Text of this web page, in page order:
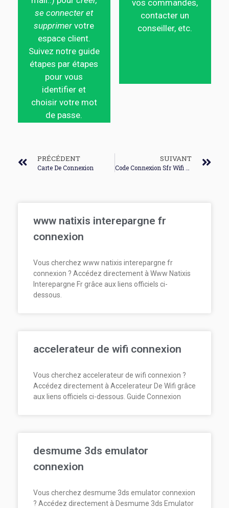
se connecter et
supprimer votre
espace client.
Suivez notre guide
étapes par étapes
pour vous
identifier et
choisir votre mot
de passe.
vos commandes,
contacter un
conseiller, etc.
PRÉCÉDENT
Carte De Connexion
SUIVANT
www natixis interepargne fr
connexion
Vous cherchez www natixis interepargne fr
connexion ? Accédez directement à Www Natixis
Interepargne Fr grâce aux liens officiels ci-
dessous.
accelerateur de wifi connexion
Vous cherchez accelerateur de wifi connexion ?
Accédez directement à Accelerateur De Wifi grâce
aux liens officiels ci-dessous. Guide Connexion
desmume 3ds emulator
connexion
Vous cherchez desmume 3ds emulator connexion
? Accédez directement à Desmume 3ds Emulator